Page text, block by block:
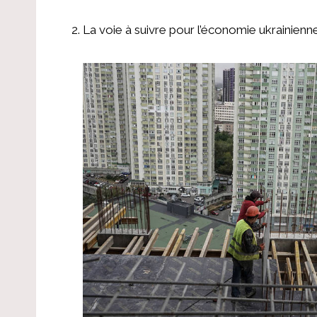
La voie à suivre pour l’économie